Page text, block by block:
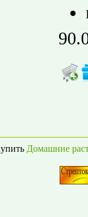
Домашние